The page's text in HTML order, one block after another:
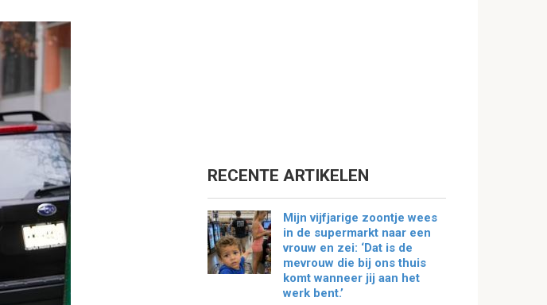
RECENTE ARTIKELEN
Mijn vijfjarige zoontje wees
in de supermarkt naar een
vrouw en zei: ‘Dat is de
mevrouw die bij ons thuis
komt wanneer jij aan het
werk bent.’